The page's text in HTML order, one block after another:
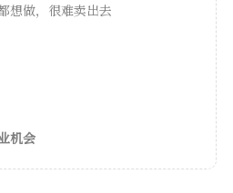
想做，很难卖出去
机会